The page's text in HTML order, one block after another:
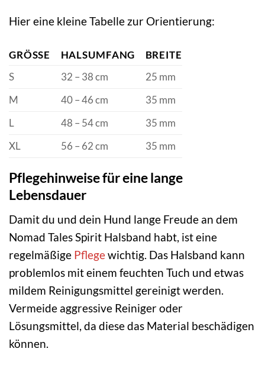
Hier eine kleine Tabelle zur Orientierung:
GRÖSSE HALSUMFANG
BREITE
S
32 – 38 cm
25 mm
M
40 – 46 cm
35 mm
L
48 – 54 cm
35 mm
XL
56 – 62 cm 35 mm
Pflegehinweise für eine lange
Lebensdauer
Damit du und dein Hund lange Freude an dem
Nomad Tales Spirit Halsband habt, ist eine
regelmäßige Pflegewichtig. Das Halsband kann
problemlos mit einem feuchten Tuch und etwas
mildem Reinigungsmittel gereinigt werden.
Vermeide aggressive Reiniger oder
Lösungsmittel, da diese das Material beschädigen
können.